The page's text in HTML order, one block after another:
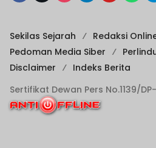
Sekilas Sejarah
Redaksi
Pedoman Media Siber
Disclaimer
Indeks Berita
Sertifikat Dewan Pers No.1139/